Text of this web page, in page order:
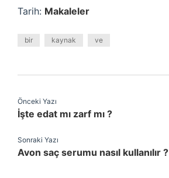
Tarih: Makaleler
bir kaynak ve
Önceki Yazı
İşte edat mı zarf mı ?
Sonraki Yazı
Avon saç serumu nasıl kullanılır ?